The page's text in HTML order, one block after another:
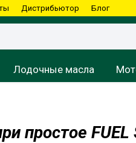
Дистрибьютор Блог
Лодочные масла
простое